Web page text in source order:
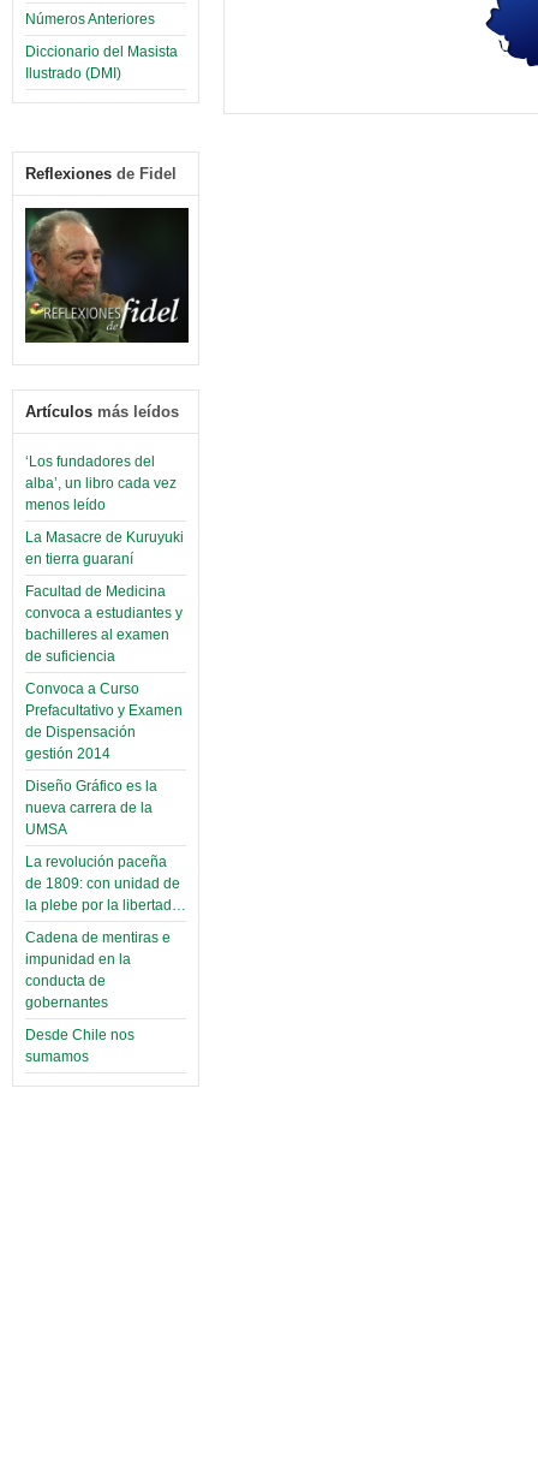
Números Anteriores
Diccionario del Masista
Ilustrado (DMI)
Reflexiones de Fidel
Artículos más leídos
‘Los fundadores del
alba’, un libro cada vez
menos leído
La Masacre de Kuruyuki
en tierra guaraní
Facultad de Medicina
convoca a estudiantes y
bachilleres al examen
de suficiencia
Convoca a Curso
Prefacultativo y Examen
de Dispensación
gestión 2014
Diseño Gráfico es la
nueva carrera de la
UMSA
La revolución paceña
de 1809: con unidad de
la plebe por la libertad…
Cadena de mentiras e
impunidad en la
conducta de
gobernantes
Desde Chile nos
sumamos